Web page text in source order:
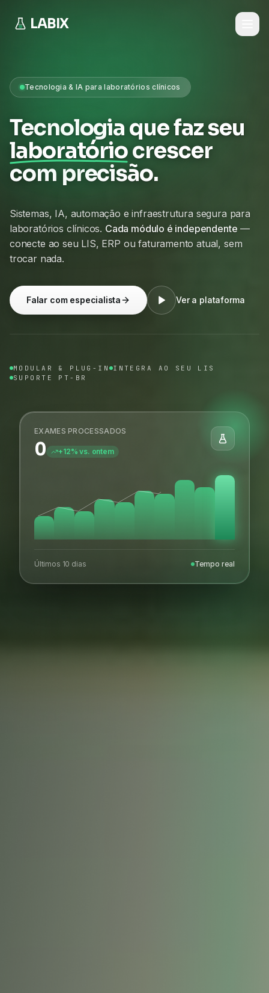
LABIX
Tecnologia & IA para laboratórios clínicos
Tecnologia que faz seu
laboratóriocrescer
com precisão.
Sistemas, IA, automação e infraestrutura segura para
laboratórios clínicos. Cada módulo é independente —
conecte ao seu LIS, ERP ou faturamento atual, sem
trocar nada.
Falar com especialista Ver a plataforma
MODULAR & PLUG-IN INTEGRA AO SEU LIS
SUPORTE PT-BR
EXAMES PROCESSADOS
0 +12% vs. ontem
Últimos 10 dias Tempo real